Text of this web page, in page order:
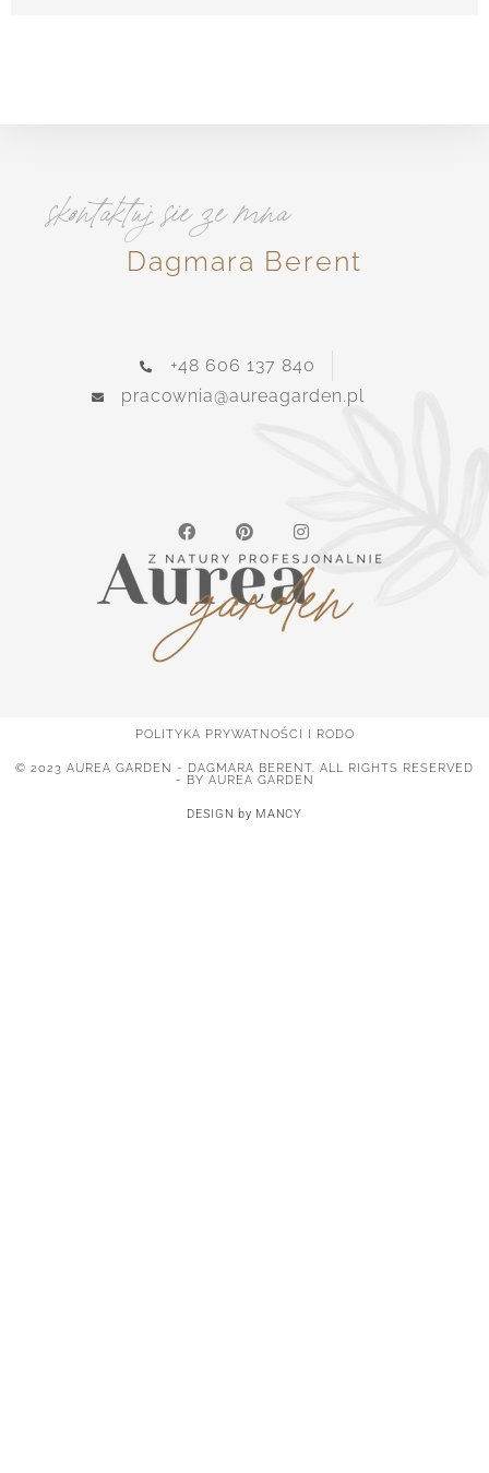
skontaktuj sie ze mna
Dagmara Berent
+48 606 137 840
pracownia@aureagarden.pl
POLITYKA PRYWATNOŚCI I RODO
© 2023 AUREA GARDEN - DAGMARA BERENT. ALL RIGHTS RESERVED
- BY AUREA GARDEN
DESIGN by MANCY